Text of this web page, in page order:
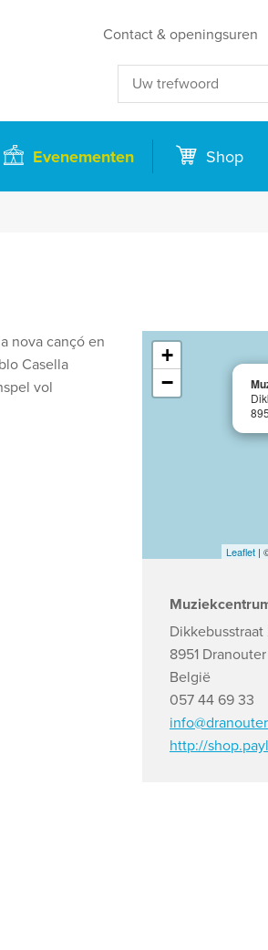
Contact & openingsuren
Evenementen Shop
nova cançó en
Casella
vol
+
−
Leaflet |
Dikkebusstraat
8951 Dranouter
België
057 44 69 33
http://